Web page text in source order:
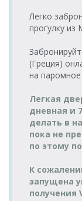
Легко
прогулку из
(Греция)
на
Легкая
дневная и
делать в
пока не
по этому
К
запущена
получения